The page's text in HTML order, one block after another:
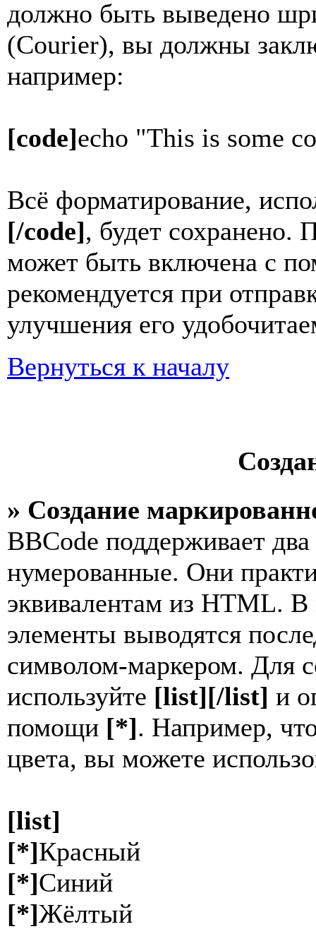
должно быть выведено
(Courier), вы должны
например:
[code]echo "This is some
Всё форматирование,
[/code], будет сохранено.
может быть включена с
рекомендуется при
улучшения его
Вернуться к началу
» Создание
BBCode поддерживает
нумерованные. Они
эквивалентам из HTML. В
элементы выводятся
символом-маркером. Для
используйте [list][/list] и
помощи [*]. Например,
цвета, вы можете
[list]
[*]Красный
[*]Синий
[*]Жёлтый